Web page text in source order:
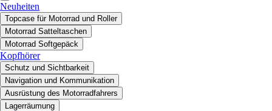
Neuheiten
Topcase für Motorrad und Roller
Motorrad Satteltaschen
Motorrad Softgepäck
Kopfhörer
Schutz und Sichtbarkeit
Navigation und Kommunikation
Ausrüstung des Motorradfahrers
Lagerräumung